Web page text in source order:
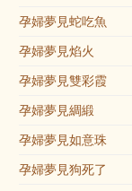
孕婦夢見蛇吃魚
孕婦夢見焰火
孕婦夢見雙彩霞
孕婦夢見綢緞
孕婦夢見如意珠
孕婦夢見狗死了